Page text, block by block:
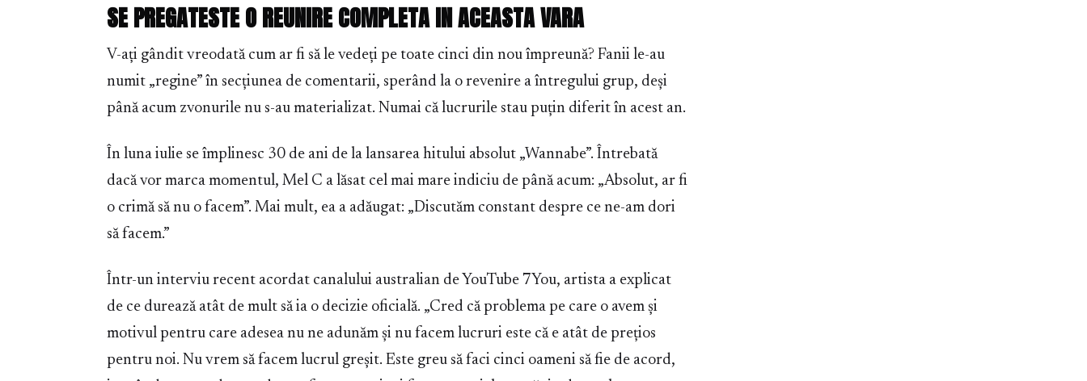
SE PREGATESTE O REUNIRE COMPLETA IN ACEASTA VARA
V-ați gândit vreodată cum ar fi să le vedeți pe toate cinci din nou împreună? Fanii le-au
numit „regine” în secțiunea de comentarii, sperând la o revenire a întregului grup, deși
până acum zvonurile nu s-au materializat. Numai că lucrurile stau puțin diferit în acest an.
În luna iulie se împlinesc 30 de ani de la lansarea hitului absolut „Wannabe”. Întrebată
dacă vor marca momentul, Mel C a lăsat cel mai mare indiciu de până acum: „Absolut, ar fi
o crimă să nu o facem”. Mai mult, ea a adăugat: „Discutăm constant despre ce ne-am dori
să facem.”
Într-un interviu recent acordat canalului australian de YouTube 7You, artista a explicat
de ce durează atât de mult să ia o decizie oficială. „Cred că problema pe care o avem și
motivul pentru care adesea nu ne adunăm și nu facem lucruri este că e atât de prețios
pentru noi. Nu vrem să facem lucrul greșit. Este greu să faci cinci oameni să fie de acord,